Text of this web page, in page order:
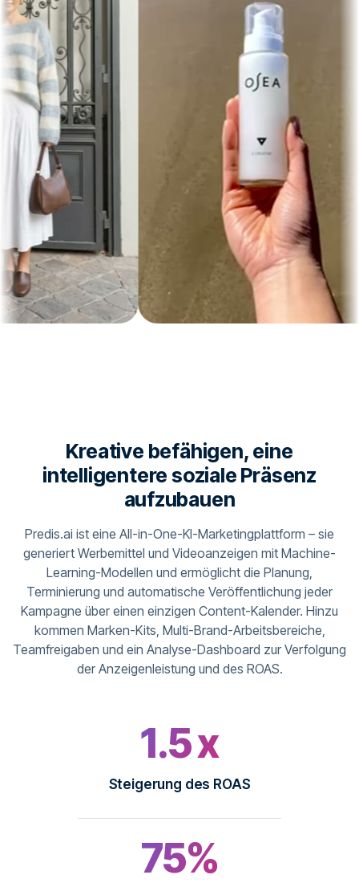
Kreative befähigen, eine
intelligentere soziale Präsenz
aufzubauen
Predis.ai ist eine All-in-One-KI-Marketingplattform – sie
generiert Werbemittel und Videoanzeigen mit Machine-
Learning-Modellen und ermöglicht die Planung,
Terminierung und automatische Veröffentlichung jeder
Kampagne über einen einzigen Content-Kalender. Hinzu
kommen Marken-Kits, Multi-Brand-Arbeitsbereiche,
Teamfreigaben und ein Analyse-Dashboard zur Verfolgung
der Anzeigenleistung und des ROAS.
1.5 x
Steigerung des ROAS
75%